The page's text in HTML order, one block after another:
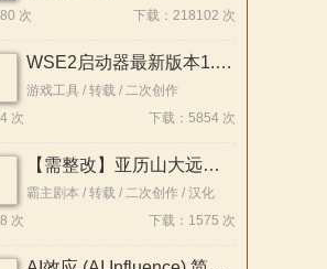
次
下载：218102 次
WSE2启动器最新版本1.1.5.0
游戏工具 / 转载 / 二次创作
次
下载：5854 次
【需整改】亚历山大远征记1.1修正稳定版
霸主剧本 / 转载 / 二次创作 / 汉化
次
下载：1575 次